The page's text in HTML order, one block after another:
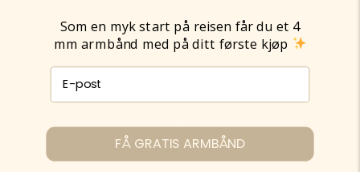
Som en myk start på reisen får du et 4
mm armbånd med på ditt første kjøp
E-post påmelding
FÅ GRATIS ARMBÅND